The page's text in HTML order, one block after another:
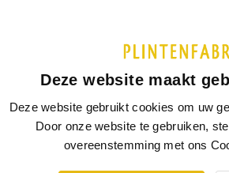
PRODUCTINFORMATIE SPECIFICATIES
Roestvast stalen uitvoering. Voorzien van
softgrip kunststof handgreep. Tevens geschikt voor
Deze website maakt
Deze website gebruikt cookies om uw
Door onze website te gebruiken,
overeenstemming met ons